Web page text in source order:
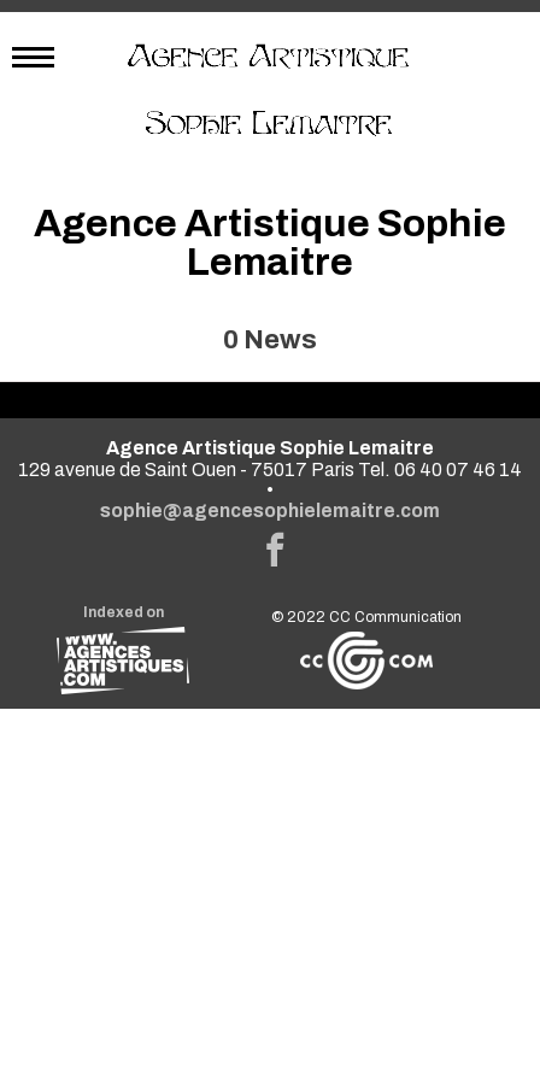
Agence Artistique Sophie
Lemaitre
0 News
Agence Artistique Sophie Lemaitre
129 avenue de Saint Ouen - 75017 Paris Tel. 06 40 07 46 14
•
sophie@agencesophielemaitre.com
Indexed on © 2022CC Communication